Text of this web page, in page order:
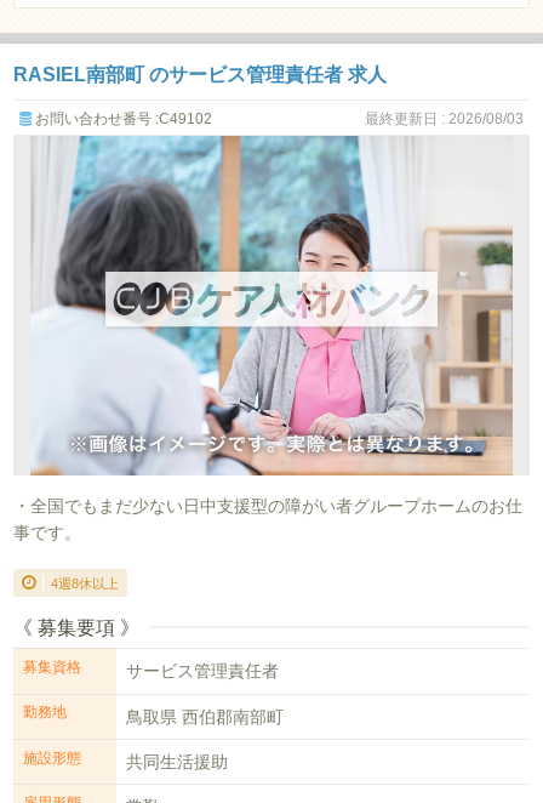
RASIEL南部町 のサービス管理責任者 求人
お問い合わせ番号 :C49102 最終更新日 : 2026/08/03
・全国でもまだ少ない日中支援型の障がい者グループホームのお仕
事です。
4週8休以上
《 募集要項 》
募集資格 サービス管理責任者
勤務地 鳥取県 西伯郡南部町
施設形態 共同生活援助